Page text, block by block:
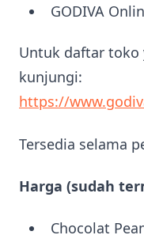
GODIVA
Untuk daftar toko
kunjungi:
https://
Tersedia selama
Harga (sudah
Chocolat